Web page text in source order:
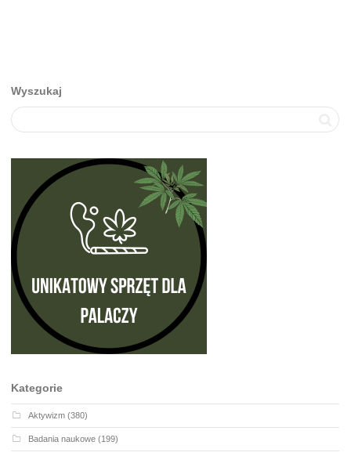
Wyszukaj
Kategorie
Aktywizm (380)
Badania naukowe (199)